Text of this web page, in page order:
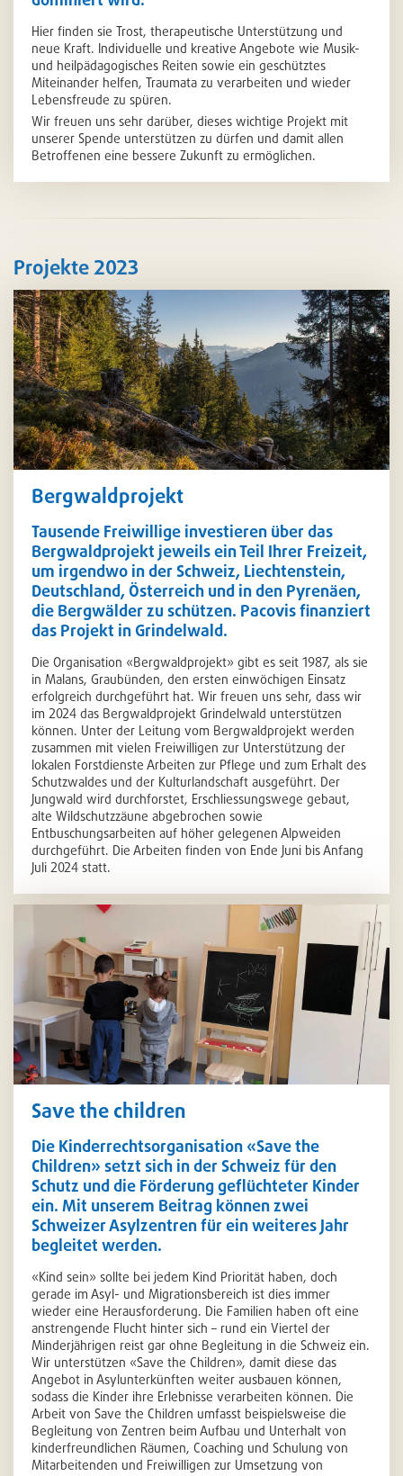
Hier finden sie Trost, therapeutische Unterstützung und
neue Kraft. Individuelle und kreative Angebote wie Musik-
und heilpädagogisches Reiten sowie ein geschütztes
Miteinander helfen, Traumata zu verarbeiten und wieder
Lebensfreude zu spüren.
Wir freuen uns sehr darüber, dieses wichtige Projekt mit
unserer Spende unterstützen zu dürfen und damit allen
Betroffenen eine bessere Zukunft zu ermöglichen.
Projekte 2023
Bergwaldprojekt
Tausende Freiwillige investieren über das
Bergwaldprojekt jeweils ein Teil Ihrer Freizeit,
um irgendwo in der Schweiz, Liechtenstein,
Deutschland, Österreich und in den Pyrenäen,
die Bergwälder zu schützen. Pacovis finanziert
das Projekt in Grindelwald.
Die Organisation «Bergwaldprojekt» gibt es seit 1987, als sie
in Malans, Graubünden, den ersten einwöchigen Einsatz
erfolgreich durchgeführt hat. Wir freuen uns sehr, dass wir
im 2024 das Bergwaldprojekt Grindelwald unterstützen
können. Unter der Leitung vom Bergwaldprojekt werden
zusammen mit vielen Freiwilligen zur Unterstützung der
lokalen Forstdienste Arbeiten zur Pflege und zum Erhalt des
Schutzwaldes und der Kulturlandschaft ausgeführt. Der
Jungwald wird durchforstet, Erschliessungswege gebaut,
alte Wildschutzzäune abgebrochen sowie
Entbuschungsarbeiten auf höher gelegenen Alpweiden
durchgeführt. Die Arbeiten finden von Ende Juni bis Anfang
Juli 2024 statt.
Save the children
Die Kinderrechtsorganisation «Save the
Children» setzt sich in der Schweiz für den
Schutz und die Förderung geflüchteter Kinder
ein. Mit unserem Beitrag können zwei
Schweizer Asylzentren für ein weiteres Jahr
begleitet werden.
«Kind sein» sollte bei jedem Kind Priorität haben, doch
gerade im Asyl- und Migrationsbereich ist dies immer
wieder eine Herausforderung. Die Familien haben oft eine
anstrengende Flucht hinter sich – rund ein Viertel der
Minderjährigen reist gar ohne Begleitung in die Schweiz ein.
Wir unterstützen «Save the Children», damit diese das
Angebot in Asylunterkünften weiter ausbauen können,
sodass die Kinder ihre Erlebnisse verarbeiten können. Die
Arbeit von Save the Children umfasst beispielsweise die
Begleitung von Zentren beim Aufbau und Unterhalt von
kinderfreundlichen Räumen, Coaching und Schulung von
Mitarbeitenden und Freiwilligen zur Umsetzung von